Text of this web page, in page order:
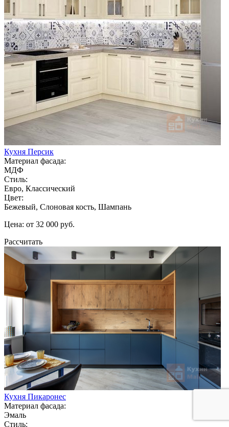
Кухня Персик
Материал фасада:
МДФ
Стиль:
Евро, Классический
Цвет:
Бежевый, Слоновая кость, Шампань
Цена: от 32 000 руб.
Рассчитать
Кухня Пикаронес
Материал фасада:
Эмаль
Стиль: